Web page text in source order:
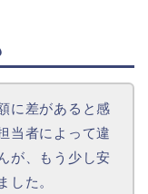
に差があると感
当者によって違
が、もう少し安
した。